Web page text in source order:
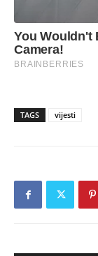
TAGS vijesti